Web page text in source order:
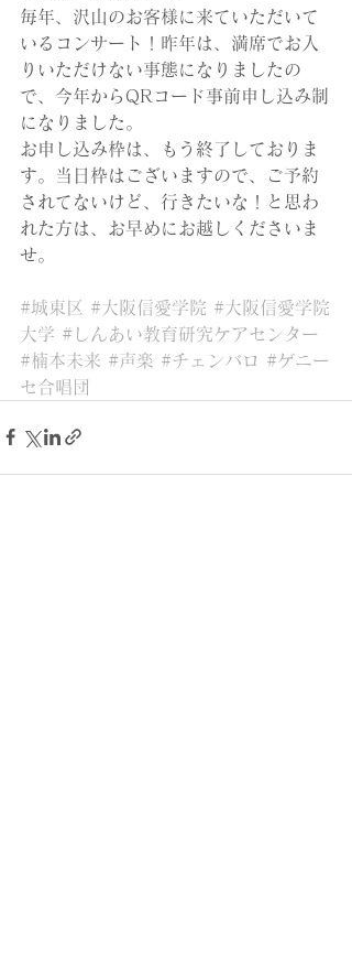
毎年、沢山のお客様に来ていただいて
いるコンサート！昨年は、満席でお入
りいただけない事態になりましたの
で、今年からQRコード事前申し込み制
になりました。
お申し込み枠は、もう終了しておりま
す。当日枠はございますので、ご予約
されてないけど、行きたいな！と思わ
れた方は、お早めにお越しくださいま
せ。
#城東区 #大阪信愛学院 #大阪信愛学院
大学 #しんあい教育研究ケアセンター
#楠本未来 #声楽 #チェンバロ
#ゲニー
セ合唱団